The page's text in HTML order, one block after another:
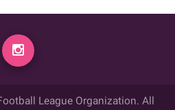
League Organization. All